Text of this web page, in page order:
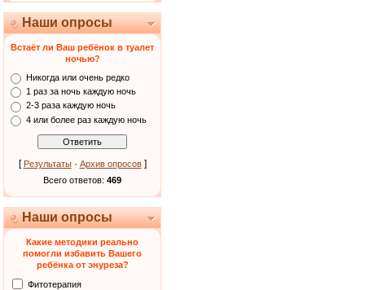
Наши опросы
Встаёт ли Ваш ребёнок в туалет
ночью?
Никогда или очень редко
1 раз за ночь каждую ночь
2-3 раза каждую ночь
4 или более раз каждую ночь
[ Результаты· Архив опросов]
Всего ответов: 469
Наши опросы
Какие методики реально
помогли избавить Вашего
ребёнка от энуреза?
Фитотерапия